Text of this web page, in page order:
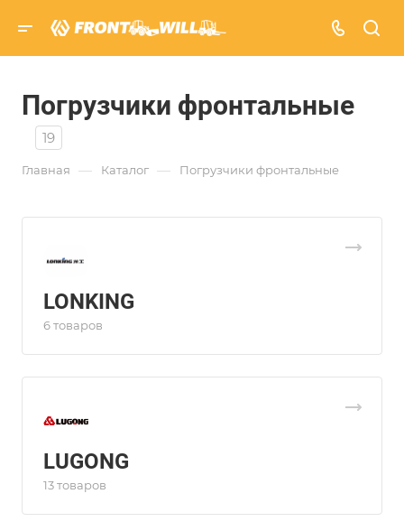
Погрузчики фронтальные
19
Главная — Каталог — Погрузчики фронтальные
LONKING
6 товаров
LUGONG
13 товаров